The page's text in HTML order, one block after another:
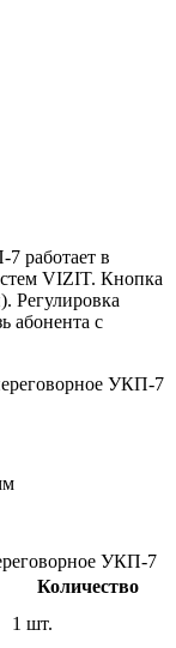
работает в
VIZIT. Кнопка
Регулировка
абонента с
УКП-7
УКП-7
Количество
1 шт.